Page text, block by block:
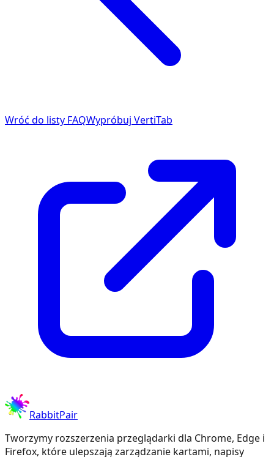
Wróć do listy FAQWypróbuj VertiTab
RabbitPair
Tworzymy rozszerzenia przeglądarki dla Chrome, Edge i
Firefox, które ulepszają zarządzanie kartami, napisy